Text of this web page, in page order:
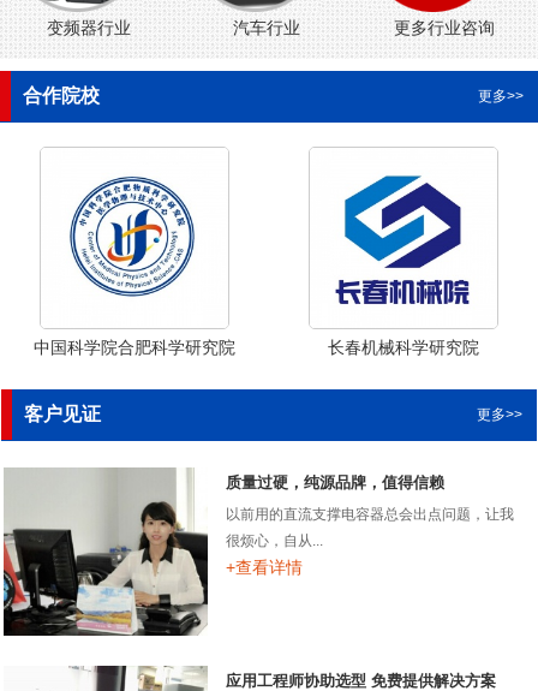
变频器行业 汽车行业 更多行业咨询
合作院校 更多>>
中国科学院合肥科学研究院 长春机械科学研究院
客户见证 更多>>
质量过硬，纯源品牌，值得信赖
以前用的直流支撑电容器总会出点问题，让我
很烦心，自从...
+查看详情
应用工程师协助选型 免费提供解决方案